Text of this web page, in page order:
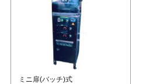
ミニ扉(バッチ)式